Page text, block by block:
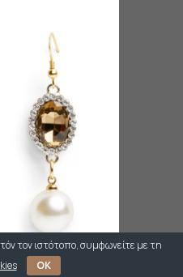
τον ιστότοπο, συμφωνείτε με τη
OK